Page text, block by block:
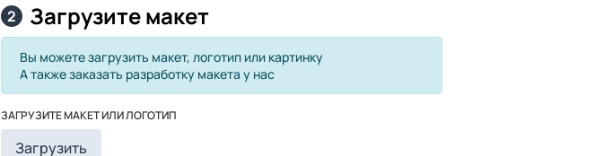
2 Загрузите макет
Вы можете загрузить макет, логотип или картинку
А также заказать разработку макета у нас
ЗАГРУЗИТЕ МАКЕТ ИЛИ ЛОГОТИП
Загрузить